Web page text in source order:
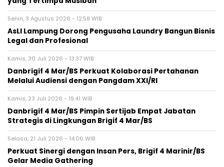
Senin, 3 Agustus 2026 - 12:58 WIB
AsLI Lampung Dorong Pengusaha Laundry Bangun Bisnis
Legal dan Profesional
Kamis, 30 Juli 2026 - 13:37 WIB
Danbrigif 4 Mar/BS Perkuat Kolaborasi Pertahanan
Melalui Audiensi dengan Pangdam XXI/RI
Kamis, 23 Juli 2026 - 19:41 WIB
Danbrigif 4 Mar/BS Pimpin Sertijab Empat Jabatan
Strategis di Lingkungan Brigif 4 Mar/BS
Selasa, 21 Juli 2026 - 14:06 WIB
Perkuat Sinergi dengan Insan Pers, Brigif 4 Marinir/BS
Gelar Media Gathering